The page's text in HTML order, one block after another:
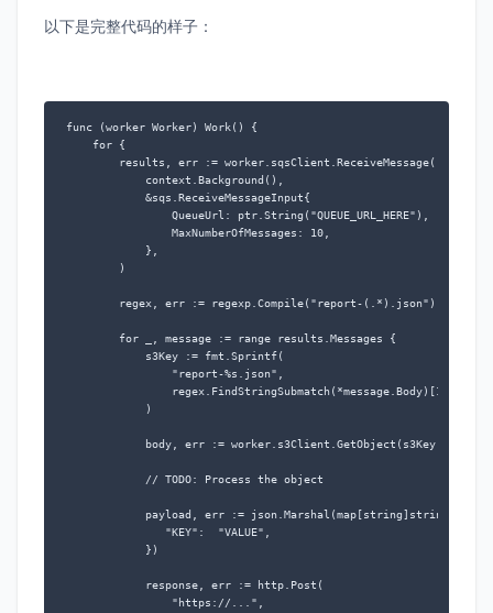
以下是完整代码的样子：
func (worker Worker) Work() {
    for {
        results, err := worker.sqsClient.ReceiveMessage(
            context.Background(),
            &sqs.ReceiveMessageInput{
                QueueUrl: ptr.String("QUEUE_URL_HERE"),
                MaxNumberOfMessages: 10,
            },
        )
        regex, err := regexp.Compile("report-(.*).json")
        for _, message := range results.Messages {
            s3Key := fmt.Sprintf(
                "report-%s.json",
                regex.FindStringSubmatch(*message.Body)[1],
            )
body, err := worker.s3Client.GetObject(s3Key,
            // TODO: Process the object
            payload, err := json.Marshal(map[string]string{
               "KEY":  "VALUE",
            })
            response, err := http.Post(
                "https://...",